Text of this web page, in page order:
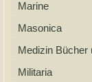
Marine
Masonica
Medizin Bücher
Militaria